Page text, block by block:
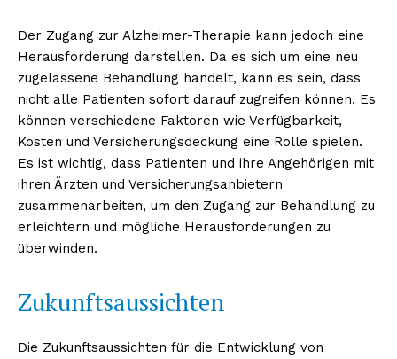
Der Zugang zur Alzheimer-Therapie kann jedoch eine
Herausforderung darstellen. Da es sich um eine neu
zugelassene Behandlung handelt, kann es sein, dass
nicht alle Patienten sofort darauf zugreifen können. Es
können verschiedene Faktoren wie Verfügbarkeit,
Kosten und Versicherungsdeckung eine Rolle spielen.
Es ist wichtig, dass Patienten und ihre Angehörigen mit
ihren Ärzten und Versicherungsanbietern
zusammenarbeiten, um den Zugang zur Behandlung zu
erleichtern und mögliche Herausforderungen zu
überwinden.
Zukunftsaussichten
Die Zukunftsaussichten für die Entwicklung von